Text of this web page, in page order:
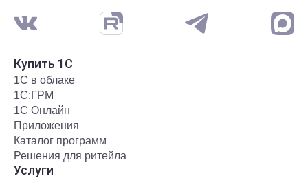
Купить 1С
1С в облаке
1С:ГРМ
1С Онлайн
Приложения
Каталог программ
Решения для ритейла
Услуги